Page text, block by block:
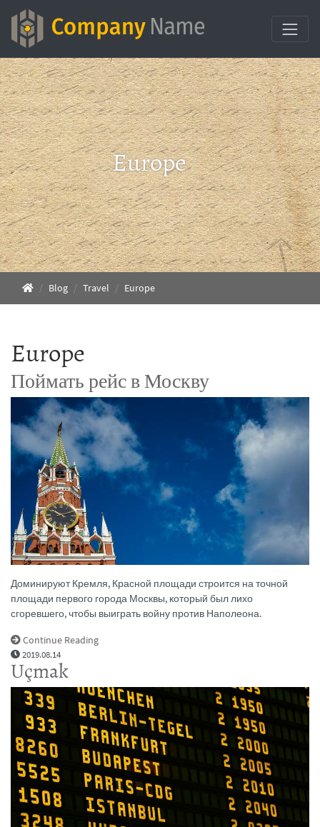
Europe
Blog Travel Europe
Europe
Поймать рейс в Москву
Доминируют Кремля, Красной площади строится на точной
площади первого города Москвы, который был лихо
сгоревшего, чтобы выиграть войну против Наполеона.
Continue Reading
2019.08.14
Uçmak